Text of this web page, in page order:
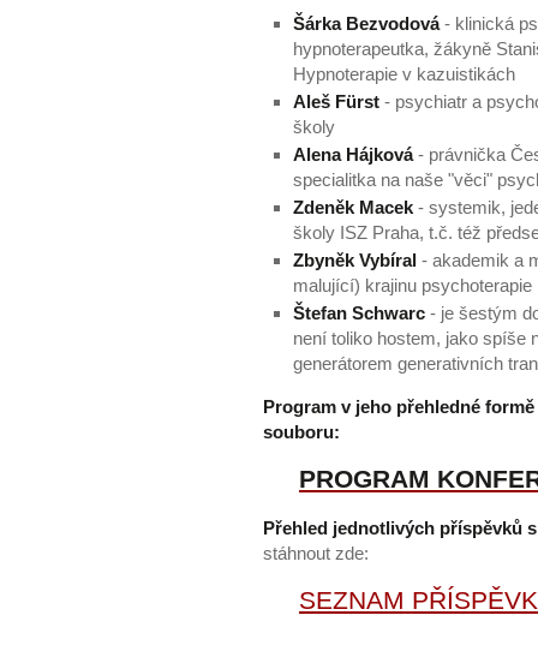
Šárka Bezvodová- klinická
hypnoterapeutka, žákyně
Hypnoterapie v kazuistikách
Aleš Fürst - psychiatr a
školy
Alena Hájková- právnička
specialitka na naše "věci"
Zdeněk Macek - systemik,
školy ISZ Praha, t.č. též
Zbyněk Vybíral - akademik a
malující) krajinu
Štefan Schwarc - je šestým
není toliko hostem, jako
generátorem generativních
Program v jeho přehledné
souboru:
PROGRAM
Přehled jednotlivých příspěvků
stáhnout zde:
SEZNAM